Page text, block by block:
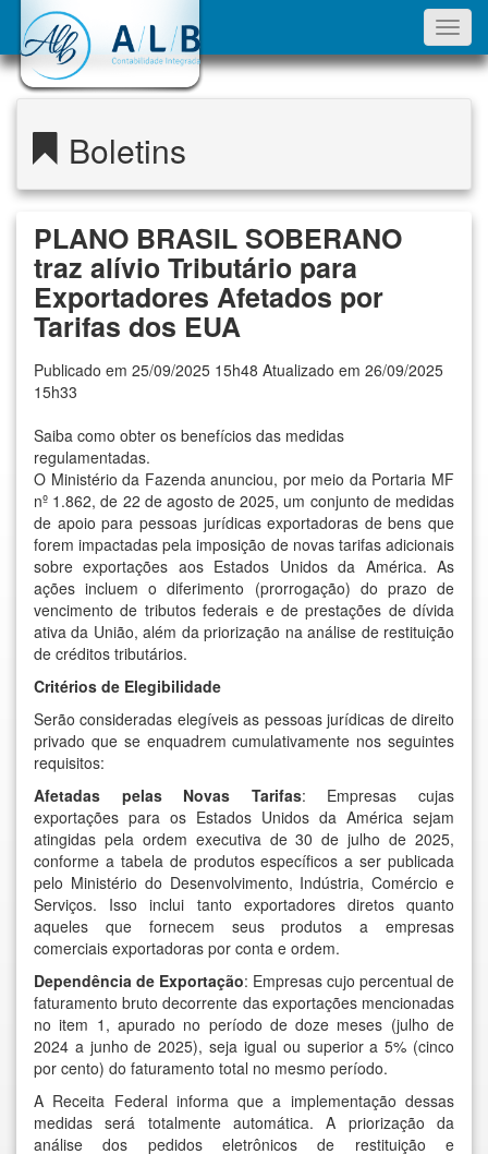
Boletins
PLANO BRASIL SOBERANO
traz alívio Tributário para
Exportadores Afetados por
Tarifas dos EUA
Publicado em 25/09/2025 15h48 Atualizado em 26/09/2025
15h33
Saiba como obter os benefícios das medidas
regulamentadas.
O Ministério da Fazenda anunciou, por meio da Portaria MF
nº 1.862, de 22 de agosto de 2025, um conjunto de medidas
de apoio para pessoas jurídicas exportadoras de bens que
forem impactadas pela imposição de novas tarifas adicionais
sobre exportações aos Estados Unidos da América. As
ações incluem o diferimento (prorrogação) do prazo de
vencimento de tributos federais e de prestações de dívida
ativa da União, além da priorização na análise de restituição
de créditos tributários.
Critérios de Elegibilidade
Serão consideradas elegíveis as pessoas jurídicas de direito
privado que se enquadrem cumulativamente nos seguintes
requisitos:
Afetadas pelas Novas Tarifas: Empresas cujas
exportações para os Estados Unidos da América sejam
atingidas pela ordem executiva de 30 de julho de 2025,
conforme a tabela de produtos específicos a ser publicada
pelo Ministério do Desenvolvimento, Indústria, Comércio e
Serviços. Isso inclui tanto exportadores diretos quanto
aqueles que fornecem seus produtos a empresas
comerciais exportadoras por conta e ordem.
Dependência de Exportação: Empresas cujo percentual de
faturamento bruto decorrente das exportações mencionadas
no item 1, apurado no período de doze meses (julho de
2024 a junho de 2025), seja igual ou superior a 5% (cinco
por cento) do faturamento total no mesmo período.
A Receita Federal informa que a implementação dessas
medidas será totalmente automática. A priorização da
análise dos pedidos eletrônicos de restituição e